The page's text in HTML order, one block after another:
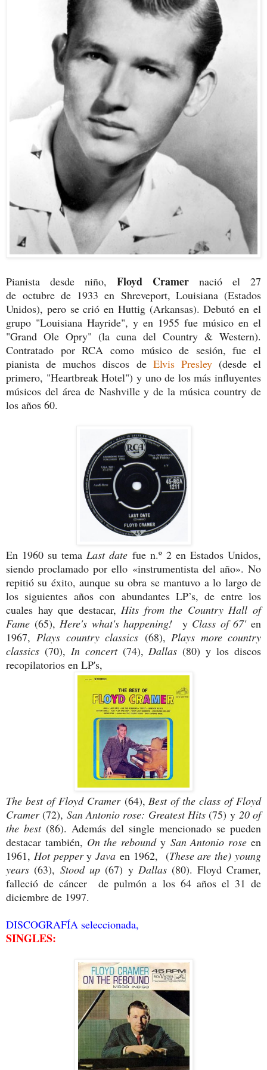
Pianista desde niño, Floyd Cramer nació el 27
de octubre de 1933 en Shreveport, Louisiana (Estados
Unidos), pero se crió en Huttig (Arkansas). Debutó en el
grupo "Louisiana Hayride", y en 1955 fue músico en el
"Grand Ole Opry" (la cuna del Country & Western).
Contratado por RCA como músico de sesión, fue el
pianista de muchos discos de Elvis Presley(desde el
primero, "Heartbreak Hotel") y uno de los más influyentes
músicos del área de Nashville y de la música country de
los años 60.
En 1960 su temaLast date fue n.º 2 en Estados Unidos,
siendo proclamado por ello «instrumentista del año». No
repitió su éxito, aunque su obra se mantuvo a lo largo de
los siguientes años con abundantes LP’s, de entre los
cuales hay que destacar,Hits from the Country Hall of
Fame (65),Here's what's happening! yClass of 67'en
1967,Plays country classics (68),Plays more country
classics (70), In concert (74),Dallas(80) y los discos
recopilatorios en LP's,
The best of Floyd Cramer(64),Best of the class of Floyd
Cramer(72), San Antonio rose: Greatest Hits(75) y 20 of
the best (86). Además del single mencionado se pueden
destacar también, On the rebound y San Antonio roseen
1961, Hot pepperyJavaen 1962, (These are the) young
years(63),Stood up(67) y Dallas (80). Floyd Cramer,
falleció de cáncer de pulmón a los 64 años el 31 de
diciembre de 1997.
DISCOGRAFÍA seleccionada,
SINGLES: